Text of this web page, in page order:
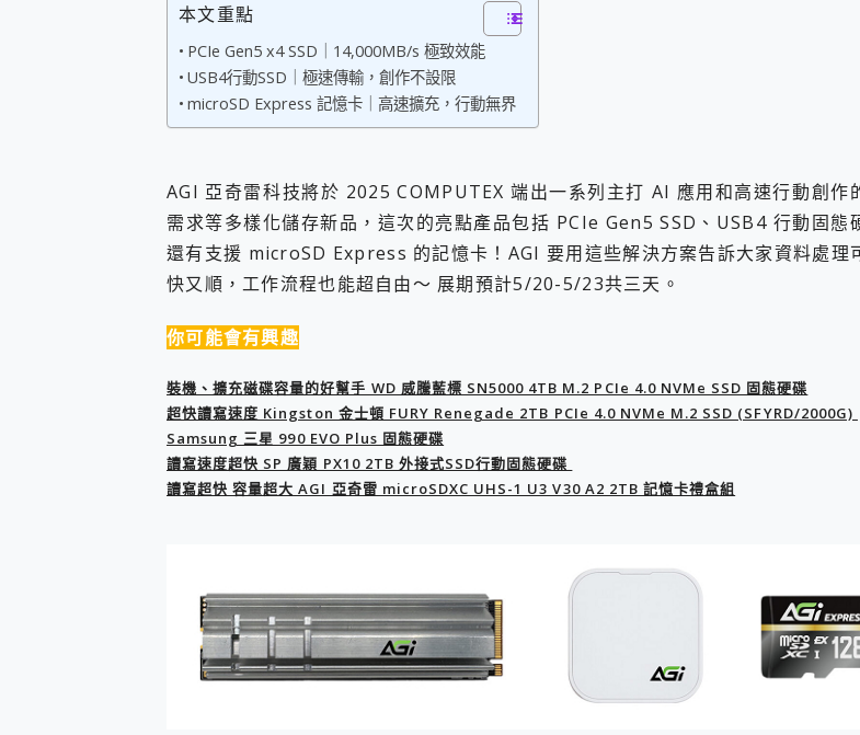
是螢幕也是電視! 一機超多用途「MSI微星 Modern MD272UPSW 27型」
您的專屬AI 助手 Yoga Slim 7 Aura Edition 觸控AI筆電 開箱 評測
realme 14 Pro 超硬軍規、冰感變色實測，realme 14 5G 遊戲戰鬥值爆表，
iPhone、Apple Watch、AirPods耳機 三個設備充電一起搞定 ONPRO
動靜皆宜「HUAWEI FreeArc」開放式耳掛耳機，無感配戴! 超穩超服貼，
好玩好拍 vivo V50 ~ 口袋裡的 Zeiss 潮流攝影棚!
給 MSI Claw 系列電競掌機 最完美的家 MSI Nest Docking Station 掌機專屬
B&O 精品級音響! Home+ 中嘉寬頻 SoundBox 劇院串流盒 開箱 評測
2億 APO蔡司長焦神機降臨~ vivo X200 Pro、vivo X200 就是這麼好拍
EaseUS Vocal Remover 免費線上去聲器一鍵去除人聲 人聲 音樂分離
3 個超值 MHN 飛人工具分享~~ iToolab AnyGo 魔物獵人 Now飛人 ios教
小體積 40000mAh 超大容量 一次充5個設備 充好充滿 CUKTECH 酷態科
97.3% 恢復率，資料救援就是這麼簡單 EaseUS Data Recovery Wizard
全新 SONY Xperia 1 VI 開箱! 相機實測! 長焦覆蓋更遠更清晰、2日長續航
Xiaomi 14 Ultra 開箱 評測~ 有深度的 Leica 影像旗艦手機! 加碼小旗艦
vivo TWS 3e 真無線藍牙耳機智慧降噪升級、音質明亮溫潤，並支援雙設備
MSI Claw 掌機專屬配件包 來囉 完美保護 MSI Claw A1M-026TW 電競掌機
人像旗艦 vivo V30 系列 開箱 評測! 首搭蔡司光學鏡頭、攝影棚級柔光環、
一吸完美對位 擁有超強吸力與超好用的隱磁支架 O-ONE MAG 最會吸的行
Motorola edge 70 pro 及 moto g37 power上市，登錄在送飛利浦氣炸鍋
近八千元的 Soundcore Liberty 5 Pro Max，有螢幕的耳機會是智商稅嗎?
ASUS Pad 全面應援 Me Time，加碼愛奇藝黃金雙周卡體驗，專案價最低
榮耀 HONOR 600 Pro x MOLLY Limited Edition 限量版開賣，攜手味全龍
本文重點
PCIe Gen5 x4 SSD｜14,000MB/s 極致效能
USB4行動SSD｜極速傳輸，創作不設限
microSD Express 記憶卡｜高速擴充，行動無界
AGI 亞奇雷科技將於 2025 COMPUTEX 端出一系列主打 AI 應用和高速行動創作
需求等多樣化儲存新品，這次的亮點產品包括 PCIe Gen5 SSD、USB4 行動固態
還有支援 microSD Express 的記憶卡！AGI 要用這些解決方案告訴大家資料處理
快又順，工作流程也能超自由～ 展期預計5/20-5/23共三天。
你可能會有興趣
裝機、擴充磁碟容量的好幫手 WD 威騰藍標 SN5000 4TB M.2 PCIe 4.0 NVMe SSD 固態硬碟
超快讀寫速度 Kingston 金士頓 FURY Renegade 2TB PCIe 4.0 NVMe M.2 SSD (SFYRD/2000G)
Samsung 三星 990 EVO Plus 固態硬碟
讀寫速度超快 SP 廣穎 PX10 2TB 外接式SSD行動固態硬碟
讀寫超快 容量超大 AGI 亞奇雷 microSDXC UHS-1 U3 V30 A2 2TB 記憶卡禮盒組